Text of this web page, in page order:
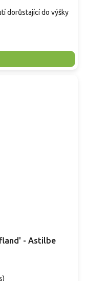
dorůstající do výšky
- Astilbe
)